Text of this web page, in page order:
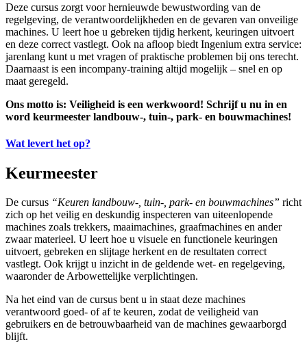
Deze cursus zorgt voor hernieuwde bewustwording van de
regelgeving, de verantwoordelijkheden en de gevaren van onveilige
machines. U leert hoe u gebreken tijdig herkent, keuringen uitvoert
en deze correct vastlegt. Ook na afloop biedt Ingenium extra service:
jarenlang kunt u met vragen of praktische problemen bij ons terecht.
Daarnaast is een incompany-training altijd mogelijk – snel en op
maat geregeld.
Ons motto is: Veiligheid is een werkwoord! Schrijf u nu in en
word keurmeester landbouw-, tuin-, park- en bouwmachines!
Wat levert het op?
Keurmeester
De cursus “Keuren landbouw-, tuin-, park- en bouwmachines” richt
zich op het veilig en deskundig inspecteren van uiteenlopende
machines zoals trekkers, maaimachines, graafmachines en ander
zwaar materieel. U leert hoe u visuele en functionele keuringen
uitvoert, gebreken en slijtage herkent en de resultaten correct
vastlegt. Ook krijgt u inzicht in de geldende wet- en regelgeving,
waaronder de Arbowettelijke verplichtingen.
Na het eind van de cursus bent u in staat deze machines
verantwoord goed- of af te keuren, zodat de veiligheid van
gebruikers en de betrouwbaarheid van de machines gewaarborgd
blijft.